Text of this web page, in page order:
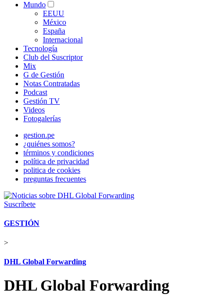
Mundo
EEUU
México
España
Internacional
Tecnología
Club del Suscriptor
Mix
G de Gestión
Notas Contratadas
Podcast
Gestión TV
Videos
Fotogalerías
gestion.pe
¿quiénes somos?
términos y condiciones
política de privacidad
politica de cookies
preguntas frecuentes
Suscríbete
GESTIÓN
>
DHL Global Forwarding
DHL Global Forwarding